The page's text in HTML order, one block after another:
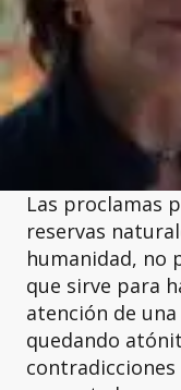
Las proclamas
reservas
humanidad, no
que sirve para
atención de
quedando